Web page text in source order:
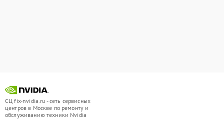
СЦ fix-nvidia.ru - сеть сервисных
центров в Москве по ремонту и
обслуживанию техники Nvidia